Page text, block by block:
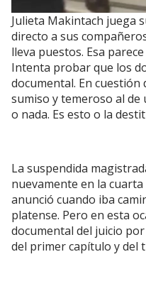
Julieta Makintach juega
directo a sus
lleva puestos. Esa
Intenta probar que los
documental. En
sumiso y temeroso al de
o nada. Es esto o la
La suspendida
nuevamente en la
anunció cuando iba
platense. Pero en esta
documental del juicio
del primer capítulo y del